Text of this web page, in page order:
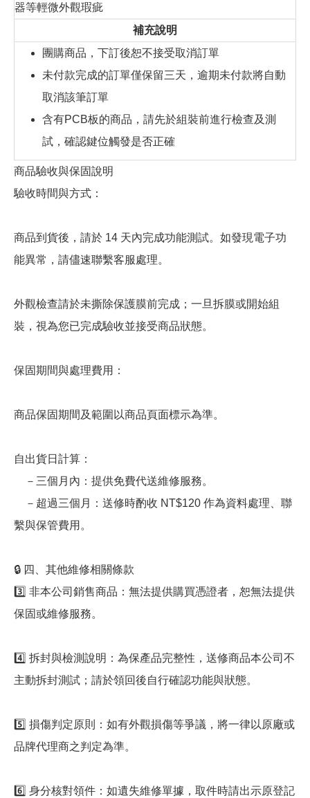
器等輕微外觀瑕疵
補充說明
團購商品，下訂後恕不接受取消訂單
未付款完成的訂單僅保留三天，逾期未付款將自動
取消該筆訂單
含有PCB板的商品，請先於組裝前進行檢查及測
試，確認鍵位觸發是否正確
商品驗收與保固說明
驗收時間與方式：
商品到貨後，請於 14 天內完成功能測試。如發現電子功
能異常，請儘速聯繫客服處理。
外觀檢查請於未撕除保護膜前完成；一旦拆膜或開始組
裝，視為您已完成驗收並接受商品狀態。
保固期間與處理費用：
商品保固期間及範圍以商品頁面標示為準。
自出貨日計算：
－三個月內：提供免費代送維修服務。
－超過三個月：送修時酌收 NT$120 作為資料處理、聯
繫與保管費用。
🔒 四、其他維修相關條款
3️⃣ 非本公司銷售商品：無法提供購買憑證者，恕無法提供
保固或維修服務。
4️⃣ 拆封與檢測說明：為保產品完整性，送修商品本公司不
主動拆封測試；請於領回後自行確認功能與狀態。
5️⃣ 損傷判定原則：如有外觀損傷等爭議，將一律以原廠或
品牌代理商之判定為準。
6️⃣ 身分核對領件：如遺失維修單據，取件時請出示原登記